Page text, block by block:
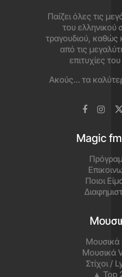
Παίζει όλες τις
του ελληνικού
τραγουδιού, καθώς
από τις
επιτυχίες
Ακούς… τα
Magic
Ποιοι
Μουσικά
Μουσικά
Στίχοι /
▲ Top